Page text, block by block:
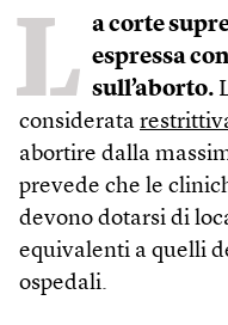
L a corte
espressa
sull’aborto.
considerata
abortire dalla
prevede che le
devono dotarsi di
equivalenti a quelli
ospedali.